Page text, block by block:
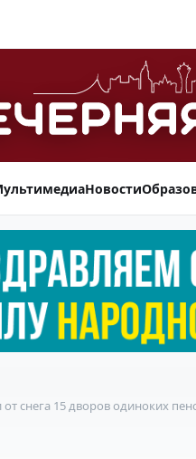
Новости
снега 15 дворов одиноких